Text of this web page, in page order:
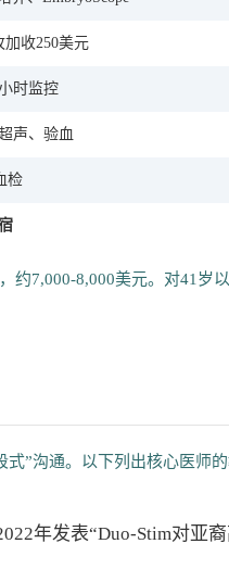
加收250美元
时监控
声、验血
检
约7,000-8,000美元。对41岁
式”沟通。以下列出核心医师
年发表“Duo-Stim对亚